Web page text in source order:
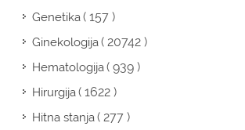
Genetika( 157 )
Ginekologija( 20742 )
Hematologija( 939 )
Hirurgija( 1622 )
Hitna stanja( 277 )